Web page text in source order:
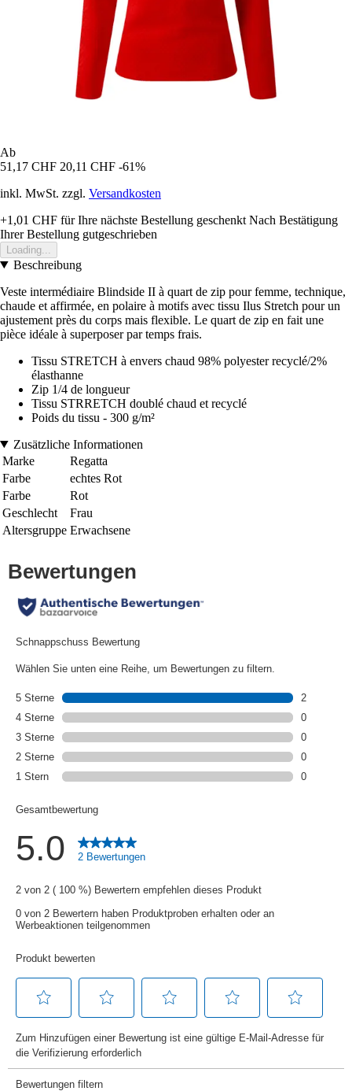
Ab
51,17 CHF 20,11 CHF -61%
inkl. MwSt. zzgl. Versandkosten
+1,01 CHF für Ihre nächste Bestellung geschenkt Nach Bestätigung
Ihrer Bestellung gutgeschrieben
Loading...
Beschreibung
Veste intermédiaire Blindside II à quart de zip pour femme, technique,
chaude et affirmée, en polaire à motifs avec tissu Ilus Stretch pour un
ajustement près du corps mais flexible. Le quart de zip en fait une
pièce idéale à superposer par temps frais.
Tissu STRETCH à envers chaud 98% polyester recyclé/2%
élasthanne
Zip 1/4 de longueur
Tissu STRRETCH doublé chaud et recyclé
Poids du tissu - 300 g/m²
Zusätzliche Informationen
Marke
Regatta
Farbe
echtes Rot
Farbe
Rot
Geschlecht
Frau
Altersgruppe Erwachsene